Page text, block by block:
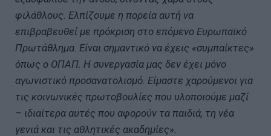
φιλάθλους. Ελπίζουμε η πορεία αυτή να
επιβραβευθεί με πρόκριση στο επόμενο Ευρωπαϊκό
Πρωτάθλημα. Είναι σημαντικό να έχεις «συμπαίκτες»
όπως ο ΟΠΑΠ. Η συνεργασία μας δεν έχει μόνο
αγωνιστικό προσανατολισμό. Είμαστε χαρούμενοι για
τις κοινωνικές πρωτοβουλίες που υλοποιούμε μαζί
– ιδιαίτερα αυτές που αφορούν τα παιδιά, τη νέα
γενιά και τις αθλητικές ακαδημίες».